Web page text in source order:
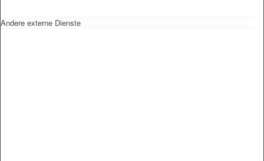
Andere externe Dienste